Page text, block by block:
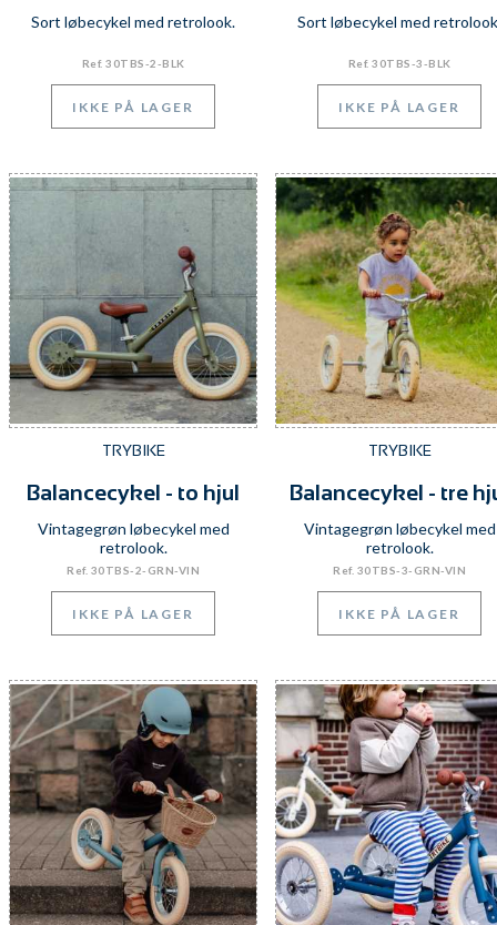
Sort løbecykel med retrolook.
Ref. 30TBS-2-BLK
Sort løbecykel med
Ref. 30TBS-3-BLK
TRYBIKE
Balancecykel - to hjul
Vintagegrøn løbecykel med
retrolook.
Ref. 30TBS-2-GRN-VIN
TRYBIKE
Balancecykel - tre
Vintagegrøn løbecykel med
retrolook.
Ref. 30TBS-3-GRN-VIN